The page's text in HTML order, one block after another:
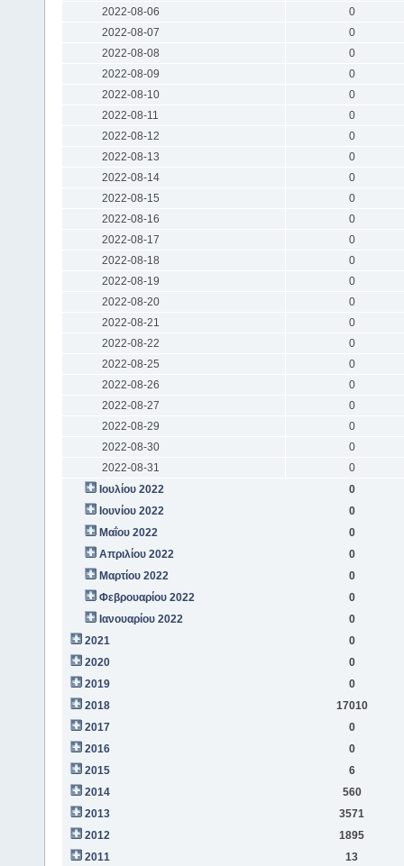
2022-08-06
0
2022-08-07
0
2022-08-08
0
2022-08-09
0
2022-08-10
0
2022-08-11
0
2022-08-12
0
2022-08-13
0
2022-08-14
0
2022-08-15
0
2022-08-16
0
2022-08-17
0
2022-08-18
0
2022-08-19
0
2022-08-20
0
2022-08-21
0
2022-08-22
0
2022-08-25
0
2022-08-26
0
2022-08-27
0
2022-08-29
0
2022-08-30
0
2022-08-31
0
Ιουλίου 2022
0
Ιουνίου 2022
0
Μαΐου 2022
0
Απριλίου 2022
0
Μαρτίου 2022
0
Φεβρουαρίου 2022
0
Ιανουαρίου 2022
0
2021
0
2020
0
2019
0
2018
17010
2017
0
2016
0
2015
6
2014
560
2013
3571
2012
1895
2011
13